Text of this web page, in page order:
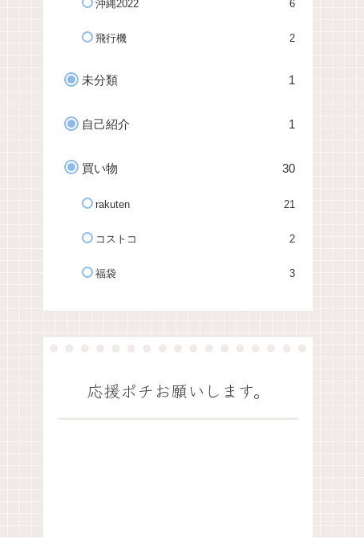
沖縄2022 6
飛行機 2
未分類 1
自己紹介 1
買い物 30
rakuten 21
コストコ 2
福袋 3
応援ポチお願いします。